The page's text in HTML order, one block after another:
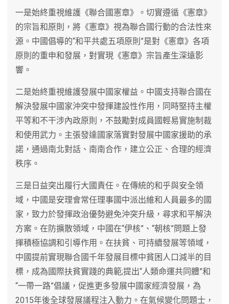
一是始終重視維護《聯合國憲章》。切實遵循《憲章》
的宗旨和原則，將《憲章》視為聯合國行動的合法性來
源。中國倡導的“和平共處五項原則”是對《憲章》各項
原則的重申和發展，對實現《憲章》宗旨產生深遠影
響。
二是始終重視維護發展中國家權益。中國支持聯合國在
解決發展中國家沖突中發揮建設性作用，同時堅持主權
平等和不干涉內政原則，不鼓勵對成員國輕易實施制裁
和使用武力。主張發達國家落實對發展中國家援助的承
諾，通過南北對話、南南合作，建立公正、合理的經濟
秩序。
三是日益突出履行大國責任。在傳統的和乎與安全領
域，中國是安理會常任理事國中派出維和人員最多的國
家，致力於發揮政治優勢避免沖突升級，尋求和平解決
方案。在防擴散領域，中國在“伊核”、“朝核”問題上發
揮積極協調和引導作用。在扶貧、可持續發展等領域，
中國提前實現聯合國千年發展目標中貧困人口減半的目
標，成為國際扶貧實踐的典範;提出“人類命運共同體”和
“一帶一路”倡議，促進更多發展中國家經濟發展，為
2015年後全球發展議程注入動力。在氣候變化問題士，